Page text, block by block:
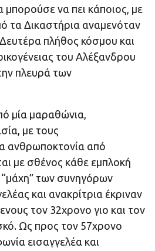
μπορούσε να πει κάποιος, με
τα Δικαστήρια αναμενόταν
πλήθος κόσμου και
του Αλέξανδρου
πλευρά των
μία μαραθώνια,
με τους
ανθρωποκτονία από
με σθένος κάθε εμπλοκή
“μάχη” των συνηγόρων
και ανακρίτρια έκριναν
τον 32χρονο γιο και τον
Ως προς τον 57χρονο
εισαγγελέα και